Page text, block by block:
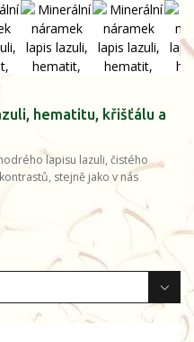
hematitu, křišťálu a
lapisu lazuli, čistého
stejně jako v nás